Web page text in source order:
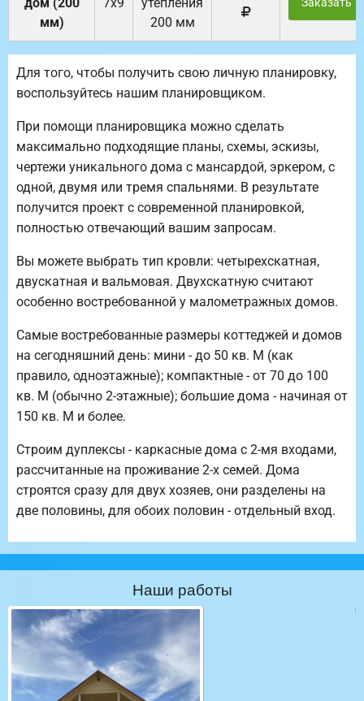
мм)
200 мм
Заказать
Для того, чтобы получить свою личную планировку,
воспользуйтесь нашим планировщиком.
При помощи планировщика можно сделать
максимально подходящие планы, схемы, эскизы,
чертежи уникального дома с мансардой, эркером, с
одной, двумя или тремя спальнями. В результате
получится проект с современной планировкой,
полностью отвечающий вашим запросам.
Вы можете выбрать тип кровли: четырехскатная,
двускатная и вальмовая. Двухскатную считают
особенно востребованной у малометражных домов.
Самые востребованные размеры коттеджей и домов
на сегодняшний день: мини - до 50 кв. М (как
правило, одноэтажные); компактные - от 70 до 100
кв. М (обычно 2-этажные); большие дома - начиная от
150 кв. М и более.
Строим дуплексы - каркасные дома с 2-мя входами,
рассчитанные на проживание 2-х семей. Дома
строятся сразу для двух хозяев, они разделены на
две половины, для обоих половин - отдельный вход.
Наши работы